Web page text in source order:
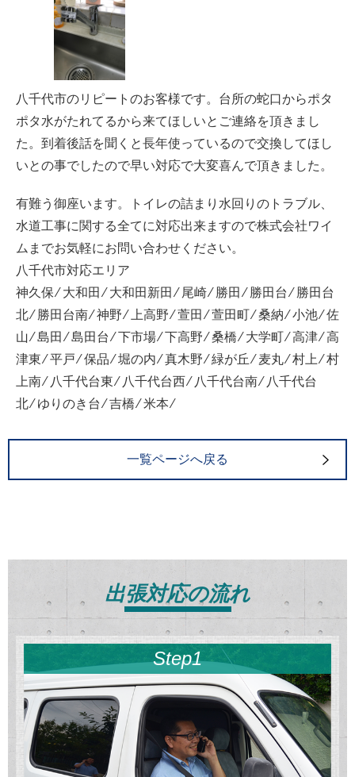
八千代市のリピートのお客様です。台所の蛇口からポタ
ポタ水がたれてるから来てほしいとご連絡を頂きまし
た。到着後話を聞くと長年使っているので交換してほし
いとの事でしたので早い対応で大変喜んで頂きました。
有難う御座います。トイレの詰まり水回りのトラブル、
水道工事に関する全てに対応出来ますので株式会社ワイ
ムまでお気軽にお問い合わせください。
八千代市対応エリア
神久保 ⁄ 大和田 ⁄ 大和田新田 ⁄ 尾崎 ⁄ 勝田 ⁄ 勝田台 ⁄ 勝田台
北 ⁄ 勝田台南 ⁄ 神野 ⁄ 上高野 ⁄ 萱田 ⁄ 萱田町 ⁄ 桑納 ⁄ 小池 ⁄ 佐
山 ⁄ 島田 ⁄ 島田台 ⁄ 下市場 ⁄ 下高野 ⁄ 桑橋 ⁄ 大学町 ⁄ 高津 ⁄ 高
津東 ⁄ 平戸 ⁄ 保品 ⁄ 堀の内 ⁄ 真木野 ⁄ 緑が丘 ⁄ 麦丸 ⁄ 村上 ⁄ 村
上南 ⁄ 八千代台東 ⁄ 八千代台西 ⁄ 八千代台南 ⁄ 八千代台
北 ⁄ ゆりのき台 ⁄ 吉橋 ⁄ 米本 ⁄
一覧ページへ戻る
出張対応の流れ
Step1